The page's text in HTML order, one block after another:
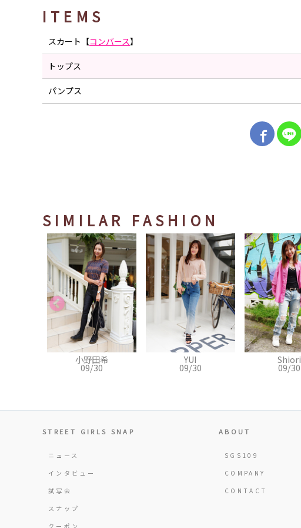
ITEMS
スカート【コンバース】
トップス
パンプス
SIMILAR FASHION
YUI
09/30
Shiori
09/30
吉根奈良
09/30
STREET GIRLS SNAP
ニュース
インタビュー
試写会
スナップ
クーポン
ABOUT
SGS109
COMPANY
CONTACT